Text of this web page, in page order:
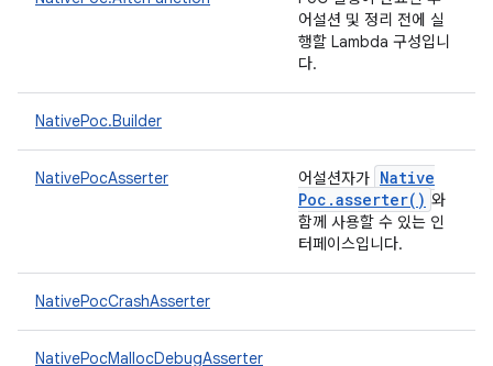
어설션 및 정리 전에 실
행할 Lambda 구성입니
다.
NativePoc.Builder
NativePocAsserter 어설션자가 Native
Poc .asserter( ) 와
함께 사용할 수 있는 인
터페이스입니다.
NativePocCrashAsserter
NativePocMallocDebugAsserter